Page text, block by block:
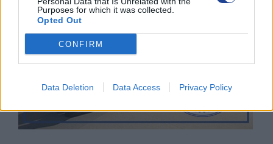
Purposes for which it was collected.
Opted Out
CONFIRM
Data Deletion Data Access Privacy Policy